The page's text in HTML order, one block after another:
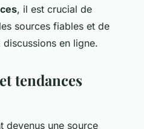
, il est crucial de
sources fiables et de
en ligne.
tendances
devenus une source